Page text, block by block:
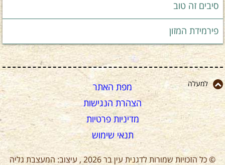
סיבים זה טוב
פירמידת המזון
למעלה
מפת האתר
הצהרת הנגישות
מדיניות פרטיות
תנאי שימוש
© כל הזכויות שמורות לדגנית עין בר 2026 , עיצוב: המעצבת גליה